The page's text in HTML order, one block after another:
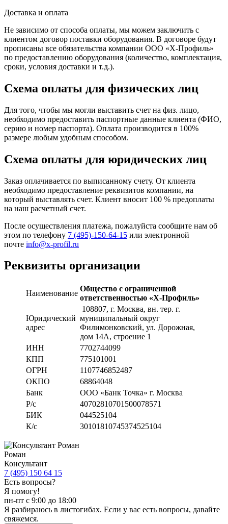
Доставка и оплата
Не зависимо от способа оплаты, мы можем заключить с
клиентом договор поставки оборудования. В договоре будут
прописаны все обязательства компании ООО «Х-Профиль»
по предоставлению оборудования (количество, комплектация,
сроки, условия доставки и т.д.).
Схема оплаты для физических лиц
Для того, чтобы мы могли выставить счет на физ. лицо,
необходимо предоставить паспортные данные клиента (ФИО,
серию и номер паспорта). Оплата производится в 100%
размере любым удобным способом.
Схема оплаты для юридических лиц
Заказ оплачивается по выписанному счету. От клиента
необходимо предоставление реквизитов компании, на
который выставлять счет. Клиент вносит 100 % предоплаты
на наш расчетный счет.
После осуществления платежа, пожалуйста сообщите нам об
этом по телефону 7 (495)-150-64-15 или электронной
почте info@x-profil.ru
Реквизиты организации
Наименование
Общество с ограниченной
ответственностью «Х-Профиль»
Юридический
адрес
108807, г. Москва, вн. тер. г.
муниципальный округ
Филимонковский, ул. Дорожная,
дом 14А, строение 1
ИНН
7702744099
КПП
775101001
ОГРН
1107746852487
ОКПО
68864048
Банк
ООО «Банк Точка» г. Москва
Р/с
40702810701500078571
БИК
044525104
К/с
30101810745374525104
Роман
Консультант
7 (495) 150 64 15
Есть вопросы?
Я помогу!
пн-пт с 9:00 до 18:00
Я разбираюсь в листогибах. Если у вас есть вопросы, давайте
свяжемся.